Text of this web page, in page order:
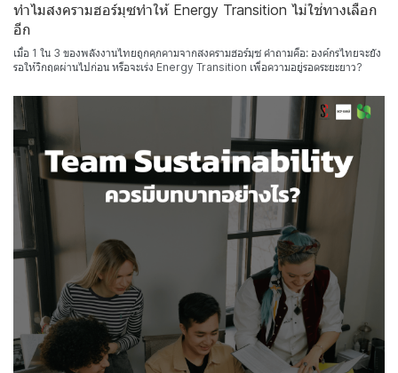
ทำไมสงครามฮอร์มุซทำให้ Energy Transition ไม่ใช่ทางเลือก
อีก
เมื่อ 1 ใน 3 ของพลังงานไทยถูกคุกคามจากสงครามฮอร์มุซ คำถามคือ: องค์กรไทยจะยัง
รอให้วิกฤตผ่านไปก่อน หรือจะเร่ง Energy Transition เพื่อความอยู่รอดระยะยาว?